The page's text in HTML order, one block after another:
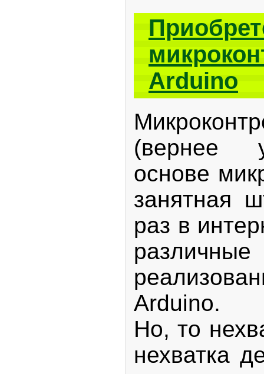
Arduino
(вернее
основе
занятная
раз в
Arduino.
Но, то
нехватка